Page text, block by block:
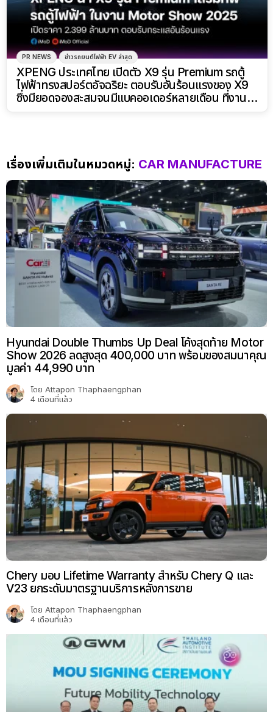
PR NEWS ข่าวรถยนต์ไฟฟ้า EV ล่าสุด
XPENG ประเทศไทย เปิดตัว X9 รุ่น Premium รถตู้
ไฟฟ้าทรงสปอร์ตอัจฉริยะ ตอบรับอันร้อนแรงของ X9
ซึ่งมียอดจองสะสมจนมีแบคออเดอร์หลายเดือน ที่งาน
เรื่องเพิ่มเติมในหมวดหมู่: CAR MANUFACTURE
Hyundai Double Thumbs Up Deal โค้งสุดท้าย Motor
Show 2026 ลดสูงสุด 400,000 บาท พร้อมของสมนาคุณ
มูลค่า 44,990 บาท
โดย Attapon Thaphaengphan
4 เดือนที่แล้ว
Chery มอบ Lifetime Warranty สำหรับ Chery Q และ
V23 ยกระดับมาตรฐานบริการหลังการขาย
โดย Attapon Thaphaengphan
4 เดือนที่แล้ว